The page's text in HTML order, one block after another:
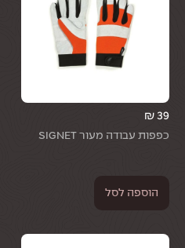
₪ 39
כפפות עבודה מעור SIGNET
הוספה לסל